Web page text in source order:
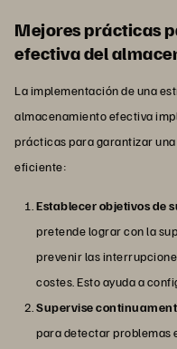
Mejores prácticas
efectiva del
La implementación de una
almacenamiento efectiva
prácticas para garantizar
eficiente:
Establecer objetivos de
pretende lograr con la
prevenir las
costes. Esto ayuda a
Supervise
para detectar problemas